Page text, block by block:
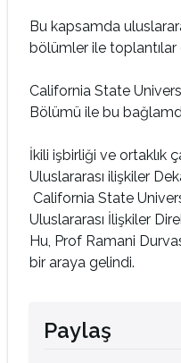
Bu kapsamda
bölümler ile toplantılar
California State
Bölümü ile bu
İkili işbirliği ve ortaklık
Uluslararası ilişkiler
California State
Uluslararası İlişkiler
Hu, Prof Ramani
bir araya gelindi.
Paylaş